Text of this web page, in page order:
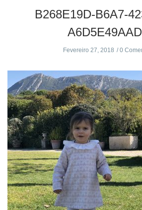
B268E19D-B6A7-
Fevereiro 27, 2018 0